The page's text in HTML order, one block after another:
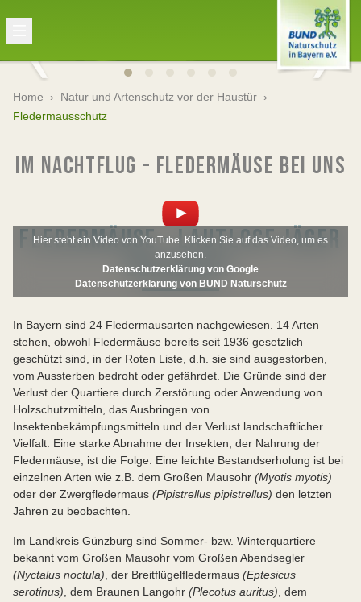
Home › Natur und Artenschutz vor der Haustür ›
Fledermausschutz
IM NACHTFLUG - FLEDERMÄUSE BEI UNS
Hier steht ein Video von YouTube. Klicken Sie auf das Video, um es
anzusehen.
Datenschutzerklärung von Google
Datenschutzerklärung von BUND Naturschutz
FLEDERMÄUSE - LAUTLOSE JÄGER
DER NACHT
In Bayern sind 24 Fledermausarten nachgewiesen. 14 Arten
stehen, obwohl Fledermäuse bereits seit 1936 gesetzlich
geschützt sind, in der Roten Liste, d.h. sie sind ausgestorben,
vom Aussterben bedroht oder gefährdet. Die Gründe sind der
Verlust der Quartiere durch Zerstörung oder Anwendung von
Holzschutzmitteln, das Ausbringen von
Insektenbekämpfungsmitteln und der Verlust landschaftlicher
Vielfalt. Eine starke Abnahme der Insekten, der Nahrung der
Fledermäuse, ist die Folge. Eine leichte Bestandserholung ist bei
einzelnen Arten wie z.B. dem Großen Mausohr (Myotis myotis)
oder der Zwergfledermaus (Pipistrellus pipistrellus) den letzten
Jahren zu beobachten.
Im Landkreis Günzburg sind Sommer- bzw. Winterquartiere
bekannt vom Großen Mausohr vom Großen Abendsegler
(Nyctalus noctula) , der Breitflügelfledermaus (Eptesicus
serotinus) , dem Braunen Langohr (Plecotus auritus) , dem